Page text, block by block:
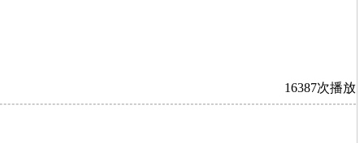
16387次播放